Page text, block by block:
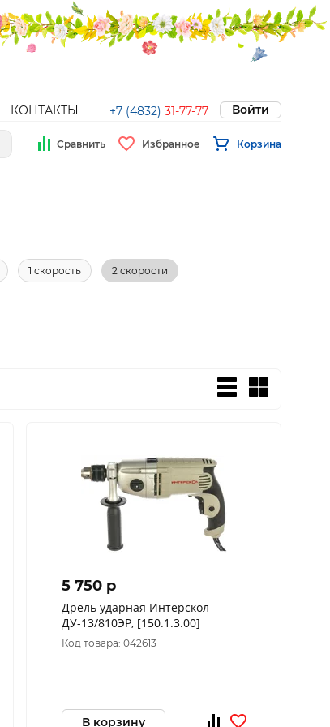
КОНТАКТЫ +7 (4832) 31-77-77 Войти
Сравнить Избранное Корзина
1 скорость 2 скорости
5 750 p
Дрель ударная Интерскол
ДУ-13/810ЭР, [150.1.3.00]
Код товара: 042613
В корзину